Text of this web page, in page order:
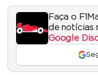
Faça o
de notícias
Google